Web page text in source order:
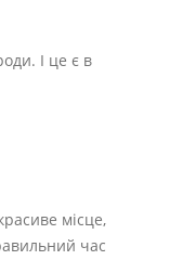
І це є в
місце,
час